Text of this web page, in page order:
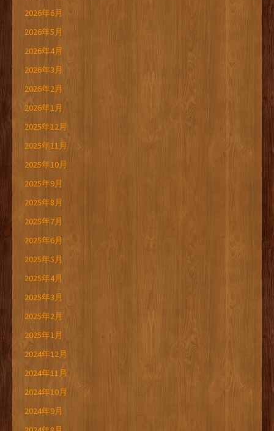
2026年6月
2026年5月
2026年4月
2026年3月
2026年2月
2026年1月
2025年12月
2025年11月
2025年10月
2025年9月
2025年8月
2025年7月
2025年6月
2025年5月
2025年4月
2025年3月
2025年2月
2025年1月
2024年12月
2024年11月
2024年10月
2024年9月